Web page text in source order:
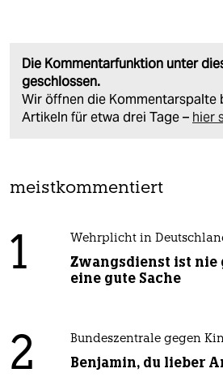
Die Kommentarfunktion unter
geschlossen.
Wir öffnen die Kommentarspalte
Artikeln für etwa drei Tage – hier
meistkommentiert
1 Wehrplicht in
Zwangsdienst ist
eine gute Sache
2 Bundeszentrale gegen
Benjamin, du lieber